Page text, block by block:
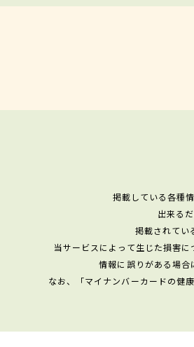
掲載している各種
出来る
掲載されてい
当サービスによって生じた損害
情報に誤りがある場合
なお、「マイナンバーカードの健